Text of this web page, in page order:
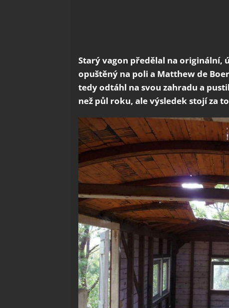
Starý vagon předělal na originální,
opuštěný na poli a Matthew de
tedy odtáhl na svou zahradu a
než půl roku, ale výsledek stojí za